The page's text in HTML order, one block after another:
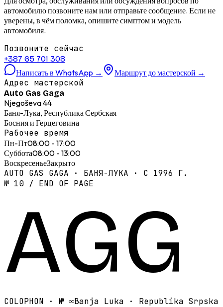
автомобилю позвоните нам или отправьте сообщение. Если не
уверены, в чём поломка, опишите симптом и модель
автомобиля.
Позвоните сейчас
+387 65 701 308
Написать в WhatsApp → Маршрут до мастерской →
Адрес мастерской
Auto Gas Gaga
Njegoševa 44
Баня-Лука, Республика Сербская
Босния и Герцеговина
Рабочее время
Пн-Пт08:00 - 17:00
Суббота08:00 - 13:00
ВоскресеньеЗакрыто
AUTO GAS GAGA · БАНЯ-ЛУКА · С 1996 Г.
№ 10 / END OF PAGE
AGG
COLOPHON · № ∞Banja Luka · Republika Srpska